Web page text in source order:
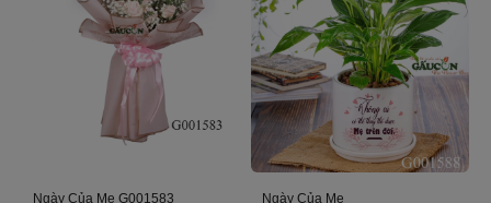
Ngày Của Mẹ G001583 Ngày Của Mẹ